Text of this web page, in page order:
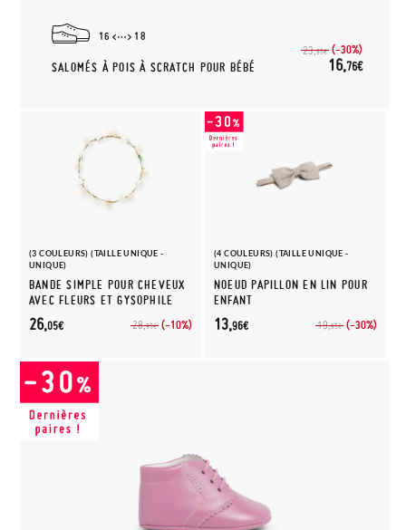
16 18
SALOMÉS À POIS À SCRATCH POUR BÉBÉ
23,95€ (-30%)
16,76€
(3 COULEURS) (TAILLE UNIQUE -
UNIQUE)
BANDE SIMPLE POUR CHEVEUX
AVEC FLEURS ET GYSOPHILE
28,95€ (-10%)
26,05€
(4 COULEURS) (TAILLE UNIQUE -
UNIQUE)
NOEUD PAPILLON EN LIN POUR
ENFANT
19,95€ (-30%)
13,96€